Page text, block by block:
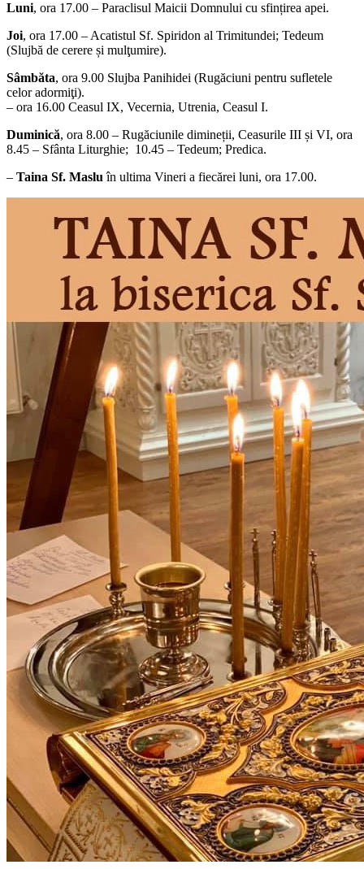
Luni, ora 17.00 – Paraclisul Maicii Domnului cu sfințirea apei.
Joi, ora 17.00 – Acatistul Sf. Spiridon al Trimitundei; Tedeum
(Slujbă de cerere și mulţumire).
Sâmbăta, ora 9.00 Slujba Panihidei (Rugăciuni pentru sufletele
celor adormiţi).
– ora 16.00 Ceasul IX, Vecernia, Utrenia, Ceasul I.
Duminică, ora 8.00 – Rugăciunile dimineții, Ceasurile III și VI, ora
8.45 – Sfânta Liturghie; 10.45 – Tedeum; Predica.
– Taina Sf. Maslu în ultima Vineri a fiecărei luni, ora 17.00.